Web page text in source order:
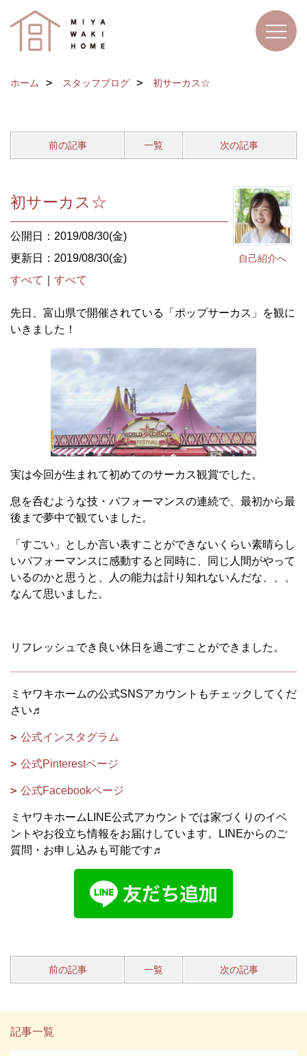
ホーム スタッフブログ 初サーカス☆
前の記事 一覧 次の記事
自己紹介へ
初サーカス☆
公開日：2019/08/30(金)
更新日：2019/08/30(金)
すべて
すべて
先日、富山県で開催されている「ポップサーカス」を観に
いきました！
実は今回が生まれて初めてのサーカス観賞でした。
息を呑むような技・パフォーマンスの連続で、最初から最
後まで夢中で観ていました。
「すごい」としか言い表すことができないくらい素晴らし
いパフォーマンスに感動すると同時に、同じ人間がやって
いるのかと思うと、人の能力は計り知れないんだな、、、
なんて思いました。
リフレッシュでき良い休日を過ごすことができました。
ミヤワキホームの公式SNSアカウントもチェックしてくだ
さい♬
公式インスタグラム
公式Pinterestページ
公式Facebookページ
ミヤワキホームLINE公式アカウントでは家づくりのイベ
ントやお役立ち情報をお届けしています。LINEからのご
質問・お申し込みも可能です♬
前の記事 一覧 次の記事
記事一覧